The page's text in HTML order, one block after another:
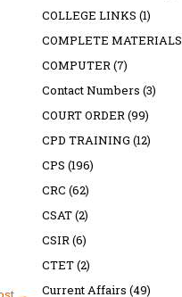
COLLEGE LINKS (1)
COMPLETE MATERIALS
COMPUTER(7)
Contact Numbers (3)
COURT ORDER(99)
CPD TRAINING (12)
CPS (196)
CRC (62)
CSAT(2)
CSIR(6)
CTET(2)
Current Affairs (49)